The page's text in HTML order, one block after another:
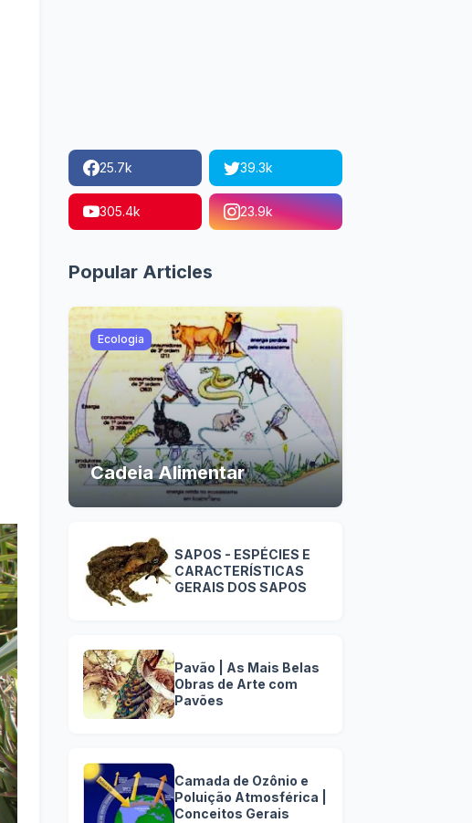
25.7k 39.3k
305.4k 23.9k
Popular Articles
Ecologia
Cadeia Alimentar
SAPOS - ESPÉCIES E
CARACTERÍSTICAS
GERAIS DOS SAPOS
Pavão | As Mais Belas
Obras de Arte com
Pavões
Camada de Ozônio e
Poluição Atmosférica |
Conceitos Gerais